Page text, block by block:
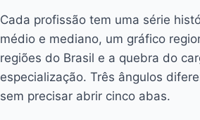
Cada profissão tem uma série
médio e mediano, um gráfico
regiões do Brasil e a quebra do
especialização. Três ângulos
sem precisar abrir cinco abas.